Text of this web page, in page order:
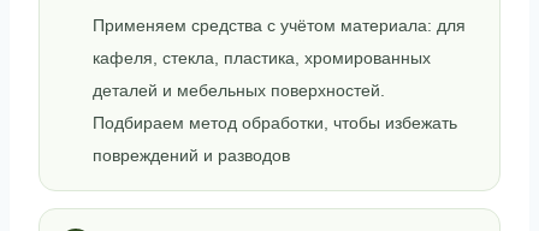
Применяем средства с учётом материала: для
кафеля, стекла, пластика, хромированных
деталей и мебельных поверхностей.
Подбираем метод обработки, чтобы избежать
повреждений и разводов